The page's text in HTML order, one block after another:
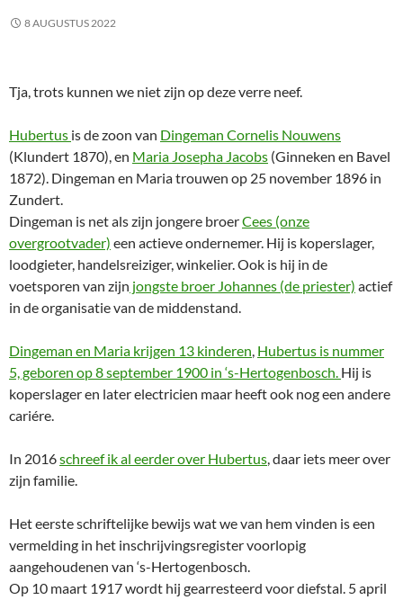
8 AUGUSTUS 2022
Tja, trots kunnen we niet zijn op deze verre neef.
Hubertus is de zoon van Dingeman Cornelis Nouwens
(Klundert 1870), en Maria Josepha Jacobs (Ginneken en Bavel
1872). Dingeman en Maria trouwen op 25 november 1896 in
Zundert.
Dingeman is net als zijn jongere broerCees (onze
overgrootvader) een actieve ondernemer. Hij is koperslager,
loodgieter, handelsreiziger, winkelier. Ook is hij in de
voetsporen van zijn jongste broer Johannes (de priester) actief
in de organisatie van de middenstand.
Dingeman en Maria krijgen 13 kinderen, Hubertus is nummer
5, geboren op 8 september 1900 in ‘s-Hertogenbosch. Hij is
koperslager en later electricien maar heeft ook nog een andere
cariére.
In 2016schreef ik al eerder over Hubertus, daar iets meer over
zijn familie.
Het eerste schriftelijke bewijs wat we van hem vinden is een
vermelding in het inschrijvingsregister voorlopig
aangehoudenen van ‘s-Hertogenbosch.
Op 10 maart 1917 wordt hij gearresteerd voor diefstal. 5 april